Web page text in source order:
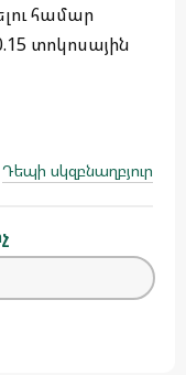
համար
տոկոսային
Դեպի սկզբնաղբյուր